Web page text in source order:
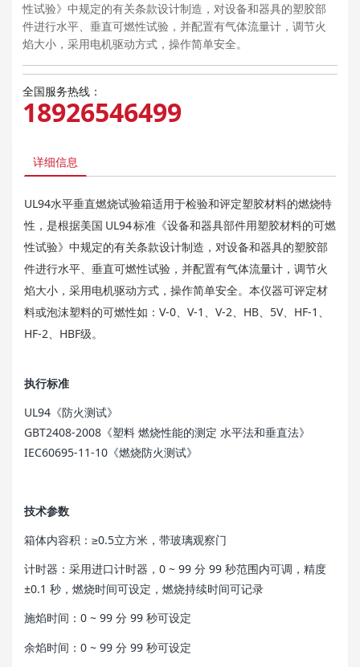
性试验》中规定的有关条款设计制造，对设备和器具的塑胶部
件进行水平、垂直可燃性试验，并配置有气体流量计，调节火
焰大小，采用电机驱动方式，操作简单安全。
全国服务热线：
18926546499
详细信息
UL94水平垂直燃烧试验箱适用于检验和评定塑胶材料的燃烧特
性，是根据美国 UL94 标准《设备和器具部件用塑胶材料的可燃
性试验》中规定的有关条款设计制造，对设备和器具的塑胶部
件进行水平、垂直可燃性试验，并配置有气体流量计，调节火
焰大小，采用电机驱动方式，操作简单安全。本仪器可评定材
料或泡沫塑料的可燃性如：V-0、V-1、V-2、HB、5V、HF-1、
HF-2、HBF级。
执行标准
UL94《防火测试》
GBT2408-2008《塑料 燃烧性能的测定 水平法和垂直法》
IEC60695-11-10《燃烧防火测试》
技术参数
箱体内容积：≥0.5立方米，带玻璃观察门
计时器：采用进口计时器，0 ~ 99 分 99 秒范围内可调，精度
±0.1 秒，燃烧时间可设定，燃烧持续时间可记录
施焰时间：0 ~ 99 分 99 秒可设定
余焰时间：0 ~ 99 分 99 秒可设定